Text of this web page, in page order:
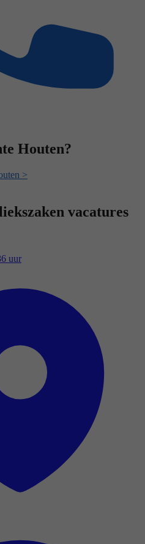
Houten?
>
vacatures
uur